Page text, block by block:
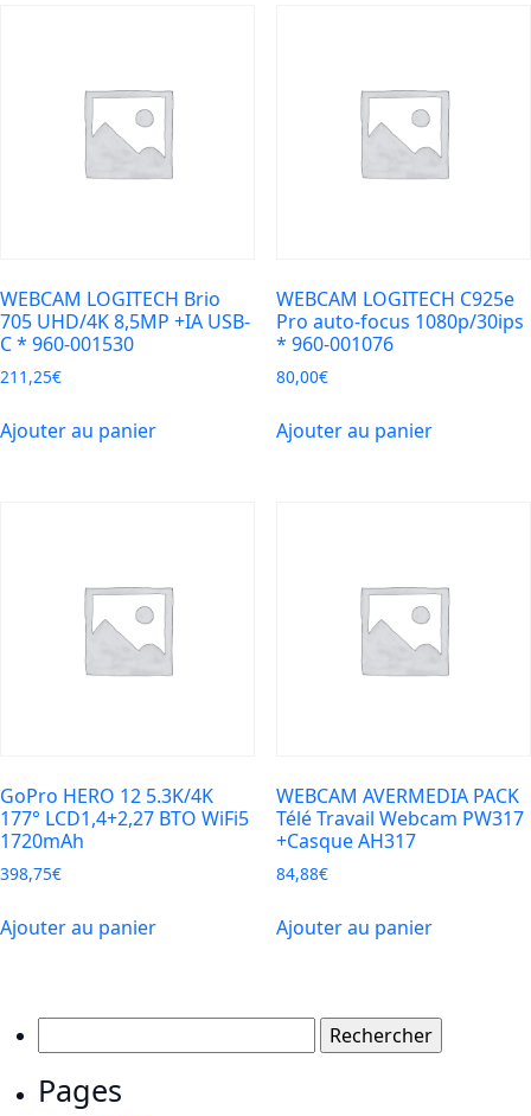
WEBCAM LOGITECH Brio
705 UHD/4K 8,5MP +IA USB-
C * 960-001530
211,25€
Ajouter au panier
WEBCAM LOGITECH C925e
Pro auto-focus 1080p/30ips
* 960-001076
80,00€
Ajouter au panier
GoPro HERO 12 5.3K/4K
177° LCD1,4+2,27 BTO WiFi5
1720mAh
398,75€
Ajouter au panier
WEBCAM AVERMEDIA PACK
Télé Travail Webcam PW317
+Casque AH317
84,88€
Ajouter au panier
Pages